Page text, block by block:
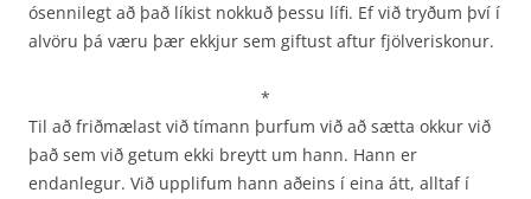
ósennilegt að það líkist nokkuð þessu lífi. Ef við tryðum því í
alvöru þá væru þær ekkjur sem giftust aftur fjölveriskonur.
*
Til að friðmælast við tímann þurfum við að sætta okkur við
það sem við getum ekki breytt um hann. Hann er
endanlegur. Við upplifum hann aðeins í eina átt, alltaf í